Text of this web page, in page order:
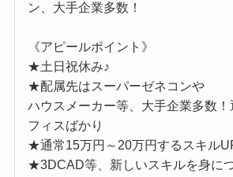
ン、大手企業多数！
《アピールポイント》
★土日祝休み♪
★配属先はスーパーゼネコンや
ハウスメーカー等、大手企業多数
フィスばかり
★通常15万円～20万円するスキル
★3DCAD等、新しいスキルを身に